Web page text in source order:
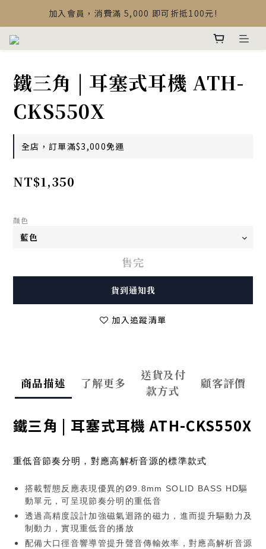
【最新公告】Devialet Mania 盒內配件調整說明
加入會員，消費滿 5,000 即可折抵100元!
【最新公告】Devialet Mania 盒內配件調整說明
鐵三角 | 耳塞式耳機 ATH-
CKS550X
全店，訂單滿$3,000免運
NT$1,350
顏色
售完
貨到通知我
加入追蹤清單
商品描述 了解更多
送貨及付
款方式
顧客評價
鐵三角 | 耳塞式耳機 ATH-CKS550X
重低音節奏分明，對應高解析音源的標準款式
搭載暫態反應表現優異的Ø9.8mm SOLID BASS HD驅
動單元，可呈現節奏分明的重低音
透過高精度設計加強磁氣迴路的磁力，進而提升驅動力及
制動力，實現重低音的播放
配備大口徑音響導管提升聲音傳輸效率，對應高解析音源